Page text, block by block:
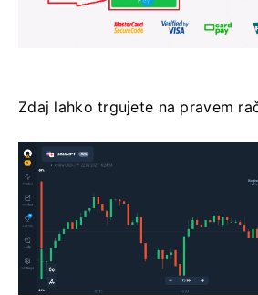
Zdaj lahko trgujete na pravem